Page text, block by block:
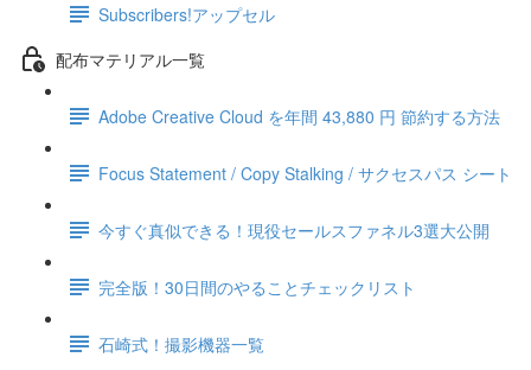
Subscribers!アップセル
配布マテリアル一覧
Adobe Creative Cloud を年間 43,880 円 節約する方法
Focus Statement / Copy Stalking / サクセスパス シート
今すぐ真似できる！現役セールスファネル3選大公開
完全版！30日間のやることチェックリスト
石崎式！撮影機器一覧